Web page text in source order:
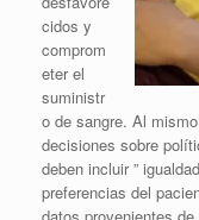
cidos y
comprom
eter el
suministr
o de sangre. Al
decisiones sobre
deben incluir ”
preferencias del